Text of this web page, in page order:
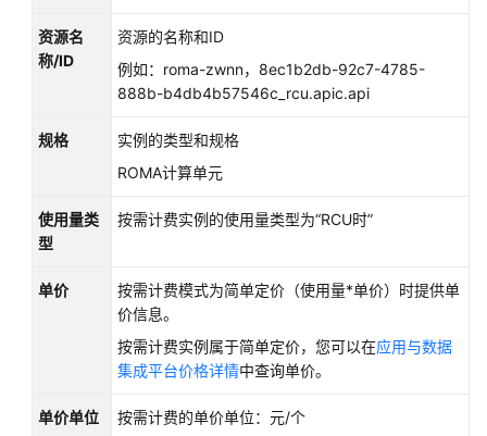
通
用
术
语
责
云
资源名
称/ID
资源的名称和ID
例如：roma-zwnn，8ec1b2db-92c7-4785-
888b-b4db4b57546c_rcu.apic.api
规格
实例的类型和规格
ROMA计算单元
使用量类
型
按需计费实例的使用量类型为“RCU时”
单价
按需计费模式为简单定价（使用量*单价）时提供单
价信息。
按需计费实例属于简单定价，您可以在应用与数据
集成平台价格详情中查询单价。
单价单位 按需计费的单价单位：元/个